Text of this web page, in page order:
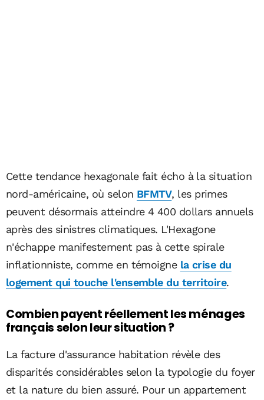
Cette tendance hexagonale fait écho à la situation
nord-américaine, où selon BFMTV, les primes
peuvent désormais atteindre 4 400 dollars annuels
après des sinistres climatiques. L'Hexagone
n'échappe manifestement pas à cette spirale
inflationniste, comme en témoigne la crise du
logement qui touche l'ensemble du territoire.
Combien payent réellement les ménages
français selon leur situation ?
La facture d'assurance habitation révèle des
disparités considérables selon la typologie du foyer
et la nature du bien assuré. Pour un appartement